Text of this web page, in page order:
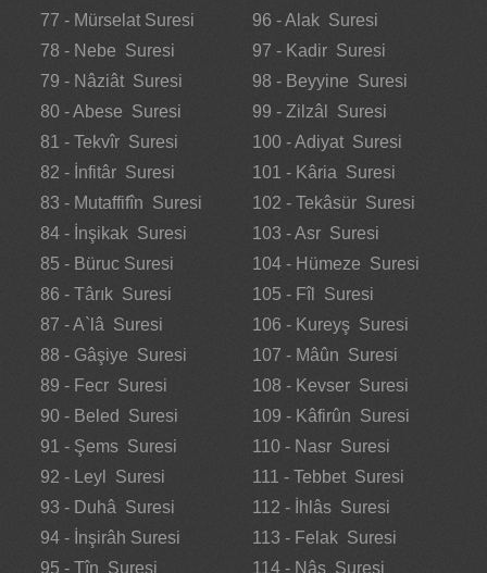
77 - Mürselat Suresi
78 - Nebe Suresi
79 - Nâziât Suresi
80 - Abese Suresi
81 - Tekvîr Suresi
82 - İnfitâr Suresi
83 - Mutaffifîn Suresi
84 - İnşikak Suresi
85 - Büruc Suresi
86 - Târık Suresi
87 - A`lâ Suresi
88 - Gâşiye Suresi
89 - Fecr Suresi
90 - Beled Suresi
91 - Şems Suresi
92 - Leyl Suresi
93 - Duhâ Suresi
94 - İnşirâh Suresi
95 - Tîn Suresi
96 - Alak Suresi
97 - Kadir Suresi
98 - Beyyine Suresi
99 - Zilzâl Suresi
100 - Adiyat Suresi
101 - Kâria Suresi
102 - Tekâsür Suresi
103 - Asr Suresi
104 - Hümeze Suresi
105 - Fîl Suresi
106 - Kureyş Suresi
107 - Mâûn Suresi
108 - Kevser Suresi
109 - Kâfirûn Suresi
110 - Nasr Suresi
111 - Tebbet Suresi
112 - İhlâs Suresi
113 - Felak Suresi
114 - Nâs Suresi